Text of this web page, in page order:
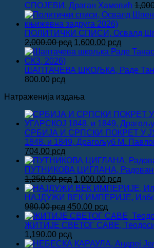
је
била:
2,000.00 рсд.
је:
СПОЈЕВИ, Драган Хамовић
ПОЛИТИЧКИ СПИСИ, Освалд
2,000.00рсд Оригинална
цена
била:
1,600.00 рсд
цена
1,600.00
ШАПТАЧЕВА ШКОЉКА, Раде
800.00 рсд
Натраженија издања
СРБИЈА И СРПСКИ ПОКРЕТ У
1848. и 1849, Драгољуб М.
Оригинална
цена
је
била:
880.00 рсд.
704.00 рсд
цена
је:
704.00 рсд.
ПУТНИКОВА ЦИГЛАНА, Радован
1,250.00рсд Оригинална
цена
је
била:
1,250.00 рсд.
1,000.00 рсд
цена
је:
НАЈДУЖИ ВЕК ИМПЕРИЈЕ,
980.00рсд Оригинална
цена
је
била:
980.00 рсд.
450.00 рсд
цена
је:
ЖИТИЈЕ СВЕТОГ САВЕ,
1,190.00 рсд